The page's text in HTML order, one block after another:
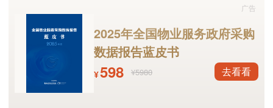
上的业主参与表决，并经参与表决专有部分面积
四分之三以上的业主且参与表决人数四分之三以
上的业主书面签署同意意见。加装电梯不得妨碍
相邻建筑物的通风、采光和日照，尽量避免对相
邻业主造成损害。产生分歧，可通过协商或司法
2025年全国物业服务政府采购
数据报告蓝皮书
¥598 ¥5980 去看看
广告